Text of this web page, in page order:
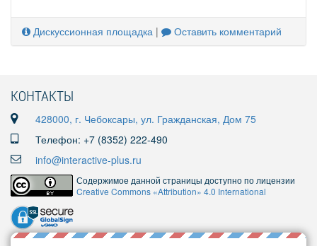
Дискуссионная площадка | Оставить комментарий
КОНТАКТЫ
428000, г. Чебоксары, ул. Гражданская, Дом 75
Телефон: +7 (8352) 222-490
info@interactive-plus.ru
Содержимое данной страницы доступно по лицензии
Creative Commons «Attribution» 4.0 International